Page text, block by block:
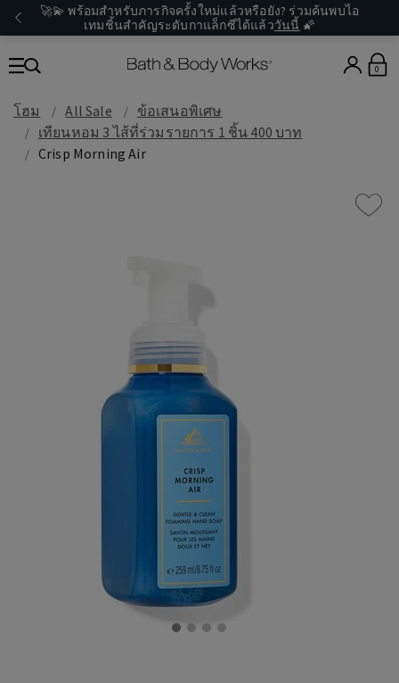
🚀💫 พร้อมสำหรับภารกิจครั้งใหม่แล้วหรือยัง? ร่วมค้นพบไอ
เทมชิ้นสำคัญระดับกาแล็กซีได้แล้ววันนี้ 🌠
0
โฮม All Sale
ข้อเสนอพิเศษ
เทียนหอม 3 ไส้ที่ร่วมรายการ 1 ชิ้น 400 บาท
Crisp Morning Air